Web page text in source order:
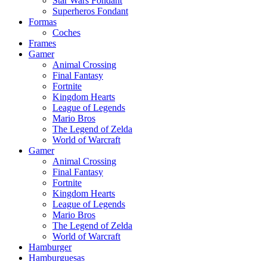
Superheros Fondant
Formas
Coches
Frames
Gamer
Animal Crossing
Final Fantasy
Fortnite
Kingdom Hearts
League of Legends
Mario Bros
The Legend of Zelda
World of Warcraft
Gamer
Animal Crossing
Final Fantasy
Fortnite
Kingdom Hearts
League of Legends
Mario Bros
The Legend of Zelda
World of Warcraft
Hamburger
Hamburguesas